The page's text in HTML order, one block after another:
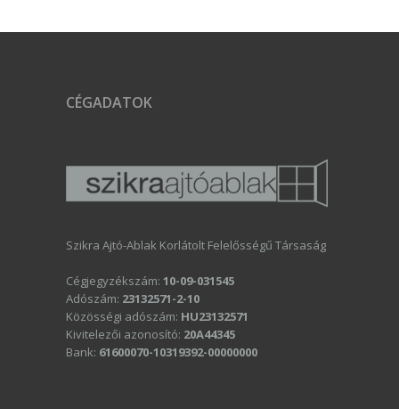
CÉGADATOK
Szikra Ajtó-Ablak Korlátolt Felelősségű Társaság
Cégjegyzékszám: 10-09-031545
Adószám: 23132571-2-10
Közösségi adószám: HU23132571
Kivitelezői azonosító: 20A44345
Bank: 61600070-10319392-00000000